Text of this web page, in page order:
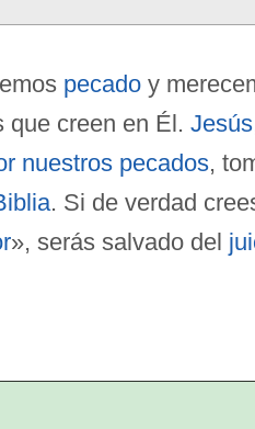
pecado y
que creen en Él. Jesús
nuestros pecados,
. Si de verdad
», serás salvado del